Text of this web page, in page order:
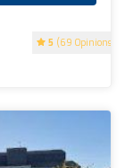
5 (69 Opinions)